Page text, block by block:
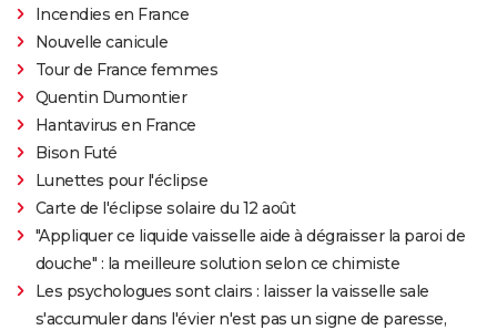
Incendies en France
Nouvelle canicule
Tour de France femmes
Quentin Dumontier
Hantavirus en France
Bison Futé
Lunettes pour l'éclipse
Carte de l'éclipse solaire du 12 août
"Appliquer ce liquide vaisselle aide à dégraisser la paroi de
douche" : la meilleure solution selon ce chimiste
Les psychologues sont clairs : laisser la vaisselle sale
s'accumuler dans l'évier n'est pas un signe de paresse,